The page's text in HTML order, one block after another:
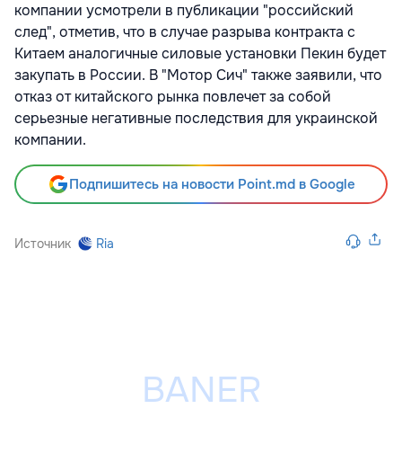
компании усмотрели в публикации "российский
след", отметив, что в случае разрыва контракта с
Китаем аналогичные силовые установки Пекин будет
закупать в России. В "Мотор Сич" также заявили, что
отказ от китайского рынка повлечет за собой
серьезные негативные последствия для украинской
компании.
Подпишитесь на новости Point.md в Google
Источник Ria